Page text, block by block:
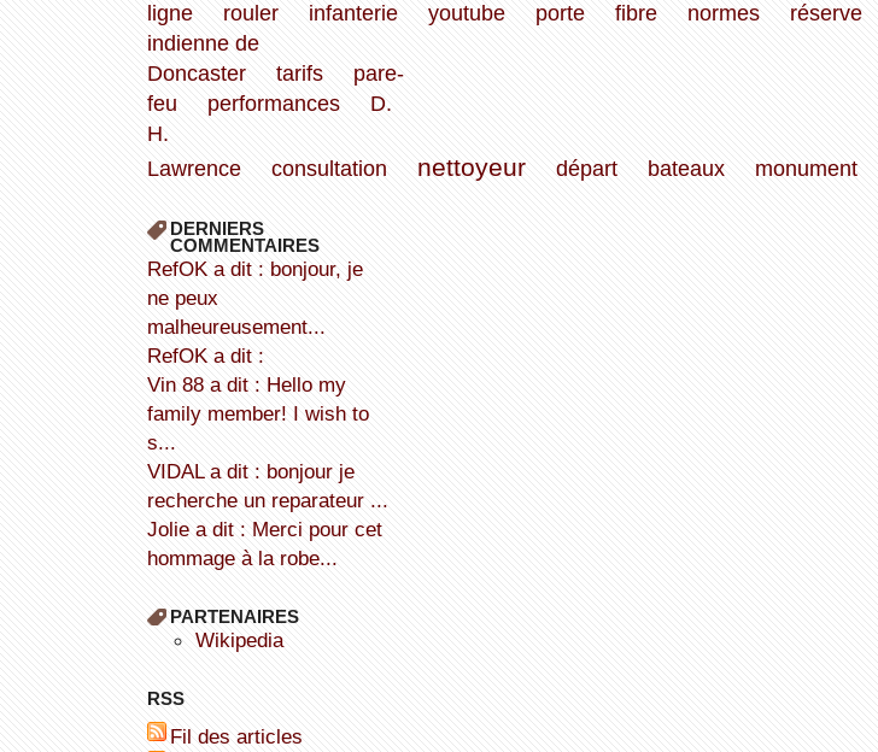
ligne
rouler infanterie youtube porte fibre normes
réserve
indienne de
Doncaster
tarifs
pare-
feu
performances
D.
H.
Lawrence
consultation nettoyeur départ bateaux monument
DERNIERS
COMMENTAIRES
refOK a dit : bonjour, je
ne peux
malheureusement...
refOK a dit :
Vin 88 a dit : Hello my
family member! I wish to
s...
VIDAL a dit : bonjour je
recherche un reparateur ...
Jolie a dit : Merci pour cet
hommage à la robe...
PARTENAIRES
wikipedia
RSS
Fil des articles